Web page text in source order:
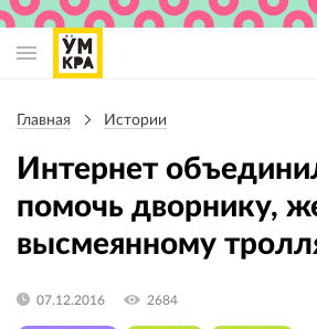
навигации
Главная Истории
Интернет
помочь дворнику,
высмеянному
07.12.2016 2684